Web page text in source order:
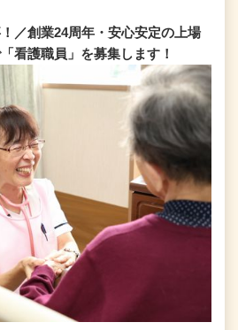
／創業24周年・安心安定の上場
看護職員」を募集します！